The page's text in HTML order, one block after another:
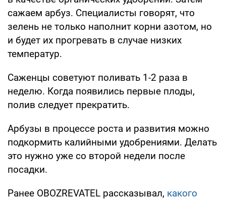
сажаем арбуз. Специалисты говорят, что
зелень не только наполнит корни азотом, но
и будет их прогревать в случае низких
температур.
Саженцы советуют поливать 1-2 раза в
неделю. Когда появились первые плоды,
полив следует прекратить.
Арбузы в процессе роста и развития можно
подкормить калийными удобрениями. Делать
это нужно уже со второй недели после
посадки.
Ранее OBOZREVATEL рассказывал, какого